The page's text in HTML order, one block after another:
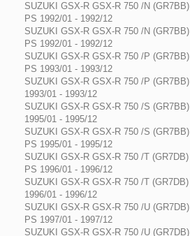
SUZUKI GSX-R GSX-R 750 /N
PS 1992/01 - 1992/12
SUZUKI GSX-R GSX-R 750 /N
PS 1992/01 - 1992/12
SUZUKI GSX-R GSX-R 750 /P
PS 1993/01 - 1993/12
SUZUKI GSX-R GSX-R 750 /P
1993/01 - 1993/12
SUZUKI GSX-R GSX-R 750 /S
1995/01 - 1995/12
SUZUKI GSX-R GSX-R 750 /S
PS 1995/01 - 1995/12
SUZUKI GSX-R GSX-R 750 /T
PS 1996/01 - 1996/12
SUZUKI GSX-R GSX-R 750 /T
1996/01 - 1996/12
SUZUKI GSX-R GSX-R 750 /U
PS 1997/01 - 1997/12
SUZUKI GSX-R GSX-R 750 /U